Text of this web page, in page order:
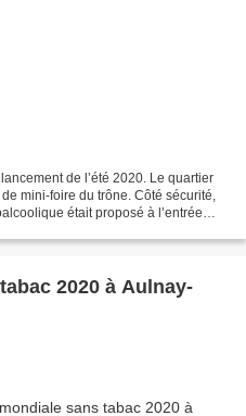
de l’été 2020. Le quartier
mini-foire du trône. Côté sécurité,
était proposé à l’entrée
2020 à Aulnay-